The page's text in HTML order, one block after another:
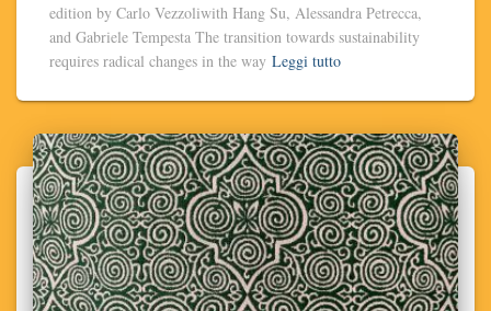
edition by Carlo Vezzoliwith Hang Su, Alessandra Petrecca,
and Gabriele Tempesta The transition towards sustainability
requires radical changes in the way Leggi tutto